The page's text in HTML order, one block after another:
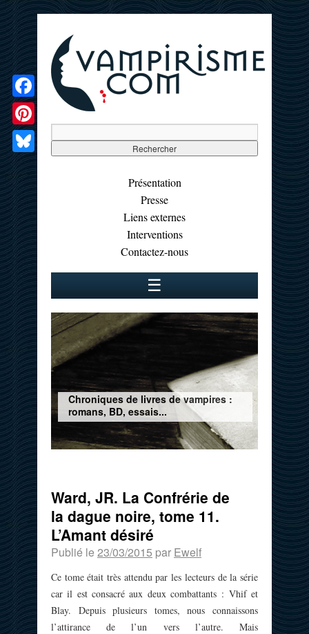
Présentation
Presse
Liens externes
Interventions
Contactez-nous
☰
Chroniques de livres de vampires :
romans, BD, essais...
Ward, JR. La Confrérie de
la dague noire, tome 11.
L’Amant désiré
Publié le 23/03/2015 par Ewelf
Ce tome était très attendu par les lecteurs de la série
car il est consacré aux deux combattants : Vhif et
Blay. Depuis plusieurs tomes, nous connaissons
l’attirance de l’un vers l’autre. Mais
Facebook
Pinterest
Bluesky